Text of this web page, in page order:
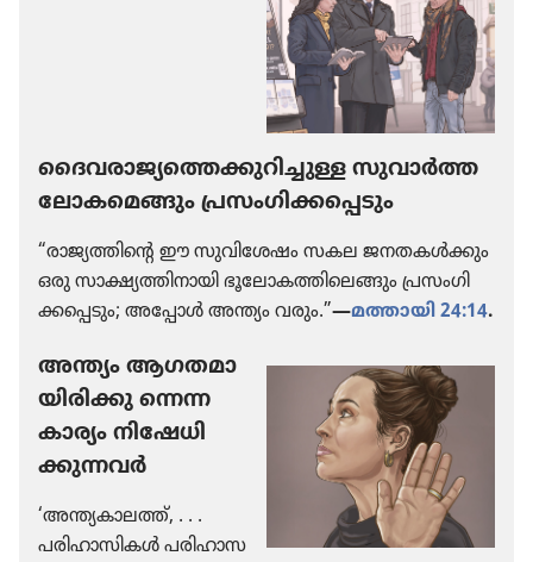
ദൈവരാജ്യത്തെക്കുറിച്ചുള്ള സുവാർത്ത
ലോക​മെ​ങ്ങും പ്രസം​ഗി​ക്ക​പ്പെ​ടും
“രാജ്യ​ത്തി​ന്റെ ഈ സുവി​ശേഷം സകല ജനതകൾക്കും
ഒരു സാക്ഷ്യ​ത്തി​നാ​യി ഭൂലോ​ക​ത്തി​ലെ​ങ്ങും പ്രസം​ഗി​
ക്ക​പ്പെ​ടും; അപ്പോൾ അന്ത്യം വരും.”—മത്തായി 24:14.
അന്ത്യം ആഗതമാ​
യി​രി​ക്കു ന്നെന്ന
കാര്യം നിഷേ​ധി​
ക്കു​ന്ന​വർ
‘അന്ത്യകാ​ലത്ത്‌, . . .
പരിഹാ​സി​കൾ പരിഹാ​സ​